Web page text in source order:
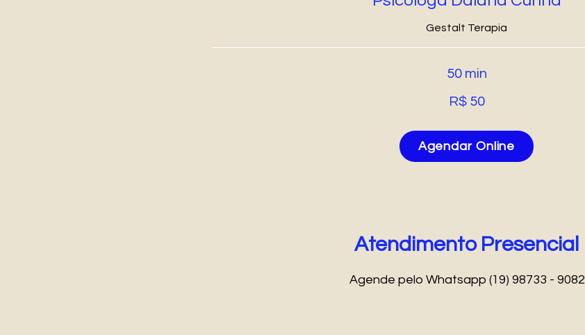
Gestalt Terapia
50 min
R$ 50
Agendar Online
Atendimento Presencial
Agende pelo Whatsapp (19) 98733 - 9082